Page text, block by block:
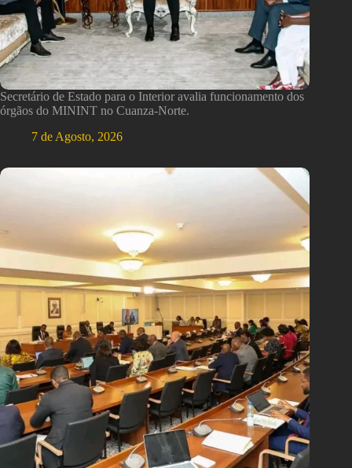
Secretário de Estado para o Interior avalia funcionamento dos
órgãos do MININT no Cuanza-Norte.
7 de Agosto, 2026